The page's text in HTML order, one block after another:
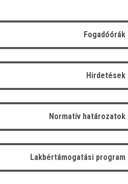
Fogadóórák
Hirdetések
Normatív határozatok
Lakbértámogatási program